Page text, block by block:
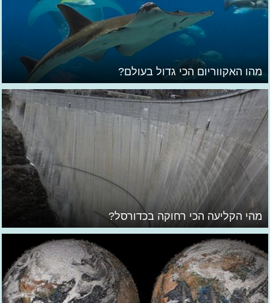
מהו האקווריום הכי גדול בעולם?
מהי הקליעה הכי רחוקה בכדורסל?